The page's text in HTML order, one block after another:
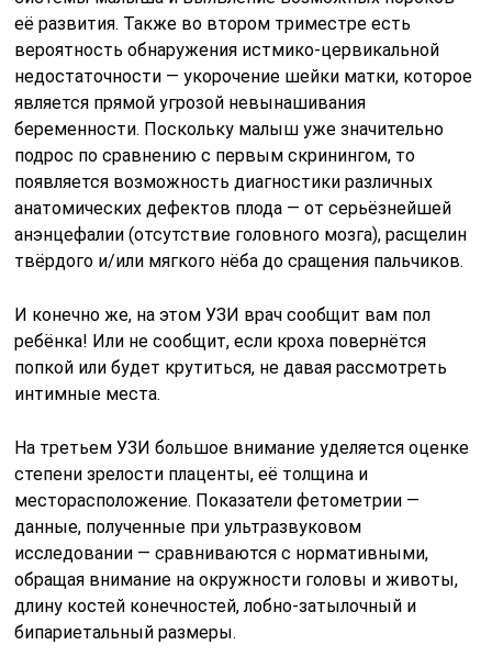
её развития. Также во втором триместре есть
вероятность обнаружения истмико-цервикальной
недостаточности — укорочение шейки матки, которое
является прямой угрозой невынашивания
беременности. Поскольку малыш уже значительно
подрос по сравнению с первым скринингом, то
появляется возможность диагностики различных
анатомических дефектов плода — от серьёзнейшей
анэнцефалии (отсутствие головного мозга), расщелин
твёрдого и/или мягкого нёба до сращения пальчиков.
И конечно же, на этом УЗИ врач сообщит вам пол
ребёнка! Или не сообщит, если кроха повернётся
попкой или будет крутиться, не давая рассмотреть
интимные места.
На третьем УЗИ большое внимание уделяется оценке
степени зрелости плаценты, её толщина и
месторасположение. Показатели фетометрии —
данные, полученные при ультразвуковом
исследовании — сравниваются с нормативными,
обращая внимание на окружности головы и животы,
длину костей конечностей, лобно-затылочный и
бипариетальный размеры.